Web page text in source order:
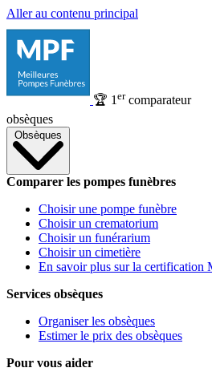
Aller au contenu principal
🏆 1 ercomparateur
obsèques
Obsèques
Comparer les pompes funèbres
Choisir une pompe funèbre
Choisir un crematorium
Choisir un funérarium
Choisir un cimetière
En savoir plus sur la certification
Services obsèques
Organiser les obsèques
Estimer le prix des obsèques
Pour vous aider